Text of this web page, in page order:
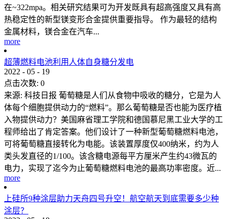
在~322mpa。相关研究结果可为开发既具有超高强度又具有高
热稳定性的新型镁变形合金提供重要指导。 作为最轻的结构
金属材料，镁合金在汽车...
more
超薄燃料电池利用人体自身糖分发电
2022 - 05 - 19
点击次数: 0
来源: 科技日报 葡萄糖是人们从食物中吸收的糖分，它是为人
体每个细胞提供动力的“燃料”。那么葡萄糖是否也能为医疗植
入物提供动力？美国麻省理工学院和德国慕尼黑工业大学的工
程师给出了肯定答案。他们设计了一种新型葡萄糖燃料电池，
可将葡萄糖直接转化为电能。该装置厚度仅400纳米，约为人
类头发直径的1/100。该含糖电源每平方厘米产生约43微瓦的
电力，实现了迄今为止葡萄糖燃料电池的最高功率密度。近...
more
上硅所9种涂层助力天舟四号升空！航空航天到底需要多少种
涂层？